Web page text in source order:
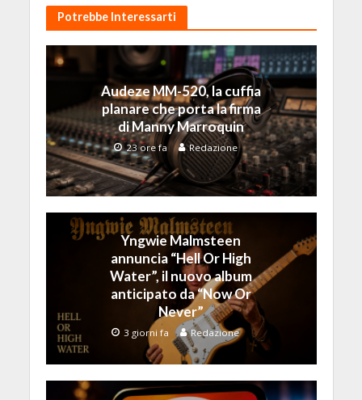
Potrebbe Interessarti
Audeze MM-520, la cuffia
planare che porta la firma
di Manny Marroquin
23 ore fa Redazione
Yngwie Malmsteen
annuncia “Hell Or High
Water”, il nuovo album
anticipato da “Now Or
Never”
3 giorni fa Redazione